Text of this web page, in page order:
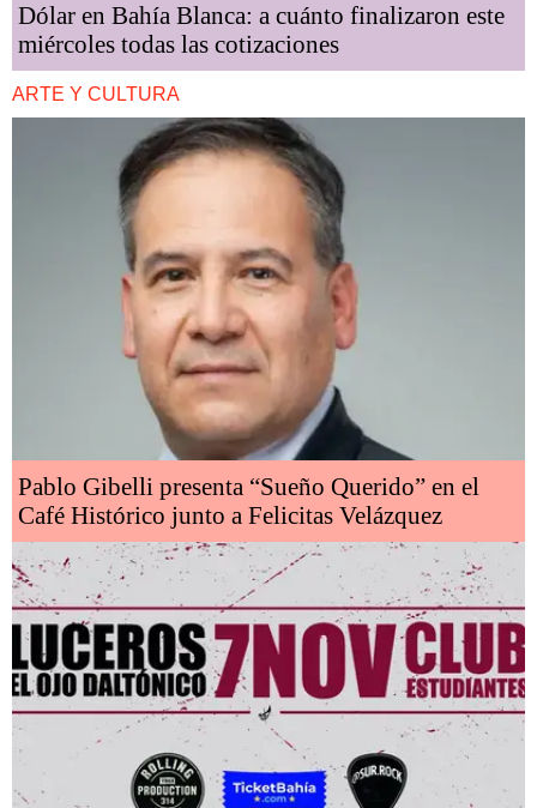
Dólar en Bahía Blanca: a cuánto finalizaron este
miércoles todas las cotizaciones
ARTE Y CULTURA
Pablo Gibelli presenta “Sueño Querido” en el
Café Histórico junto a Felicitas Velázquez